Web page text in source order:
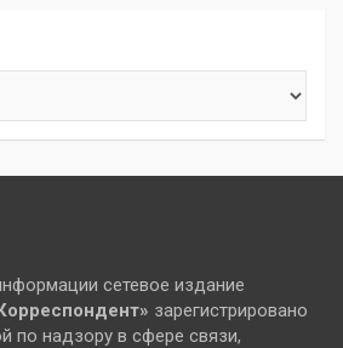
сетевое издание
зарегистрировано
по надзору в сфере связи,